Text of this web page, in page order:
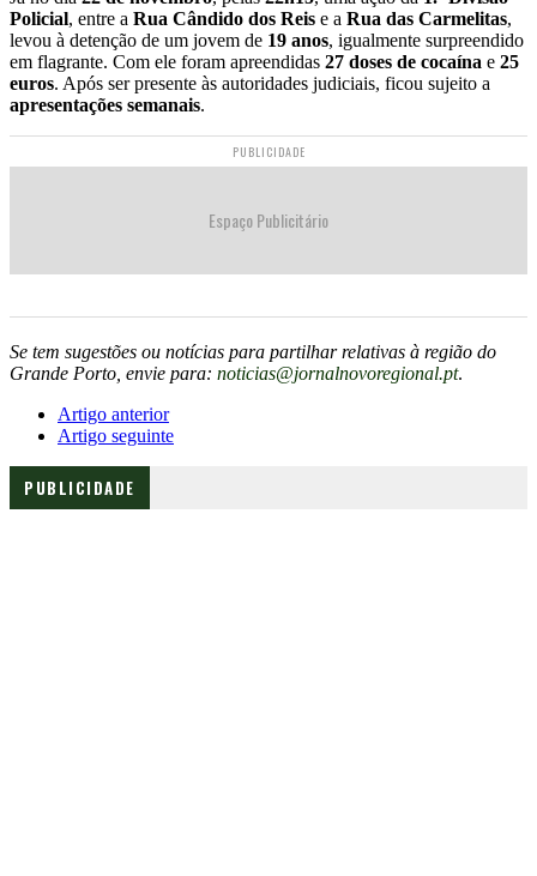
Policial, entre a Rua Cândido dos Reis e a Rua das Carmelitas,
levou à detenção de um jovem de 19 anos, igualmente surpreendido
em flagrante. Com ele foram apreendidas 27 doses de cocaína e 25
euros. Após ser presente às autoridades judiciais, ficou sujeito a
apresentações semanais.
PUBLICIDADE
Espaço Publicitário
Se tem sugestões ou notícias para partilhar relativas à região do
Grande Porto, envie para: noticias@jornalnovoregional.pt.
Artigo anterior
Artigo seguinte
PUBLICIDADE